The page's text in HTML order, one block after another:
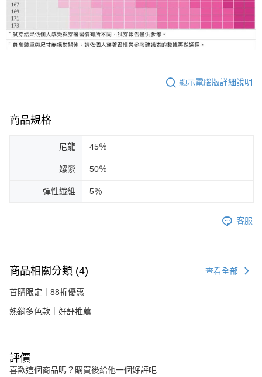
顯示電腦版詳細說明
商品規格
尼龍 45％
嫘縈 50％
彈性纖維 5％
客服
商品相關分類 (4) 查看全部
首購限定｜88折優惠
熱銷多色款｜好評推薦
評價
喜歡這個商品嗎？購買後給他一個好評吧